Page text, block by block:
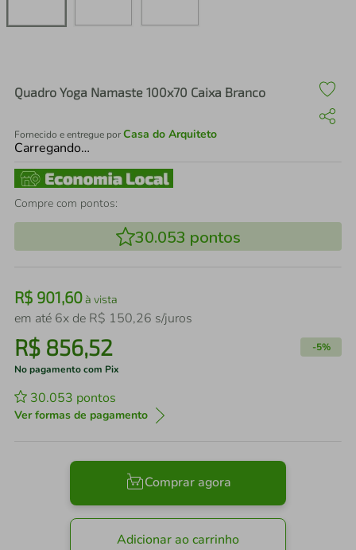
Quadro Yoga Namaste 100x70 Caixa Branco
Fornecido e entregue porCasa do Arquiteto
Carregando…
Compre com pontos:
30.053 pontos
R$ 901,60à vista
em até 6x de R$ 150,26 s/juros
R$ 856,52 -5%
No pagamento com Pix
30.053 pontos
Ver formas de pagamento
Comprar agora
Adicionar ao carrinho